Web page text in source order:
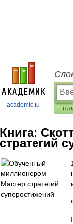
academic.ru
Книга:
стратегий